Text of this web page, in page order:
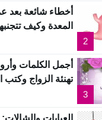
2
أخطاء شائعة بعد
المعدة وكيف
3
أجمل الكلمات
تهنئة الزواج وكتب